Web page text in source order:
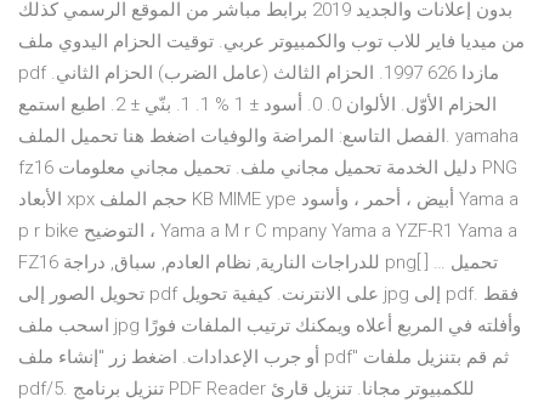
بدون إعلانات والجديد 2019 برابط مباشر من الموقع الرسمي كذلك
من ميديا فاير للاب توب والكمبيوتر عربي. توقيت الحزام اليدوي ملف
pdf مازدا 626 1997. الحزام الثالث (عامل الضرب) الحزام الثاني.
الحزام الأوّل. الألوان 0. 0. أسود ± 1 % 1. 1. بنّي ± 2. اطبع استمع
الفصل التاسع: المراضة والوفيات اضغط هنا تحميل الملف. yamaha
fz16 دليل الخدمة تحميل مجاني ملف. تحميل مجاني معلومات PNG
الأبعاد xpx حجم الملف KB MIME ype أبيض ، أحمر ، وأسود Yama a
p r bike التوضيح ، Yama a M r C mpany Yama a YZF-R1 Yama a
FZ16 للدراجات النارية, نظام العادم, سباق, دراجة png[ ] تحميل …
تحويل الصور إلى pdf على الانترنت. كيفية تحويل jpg إلى pdf. فقط
اسحب ملف jpg وأفلته في المربع أعلاه ويمكنك ترتيب الملفات فورًا
أو جرب الإعدادات. اضغط زر "إنشاء ملف pdf" ثم قم بتنزيل ملفات
pdf/5. تنزيل برنامج PDF Reader للكمبيوتر مجانا. تنزيل قارئ